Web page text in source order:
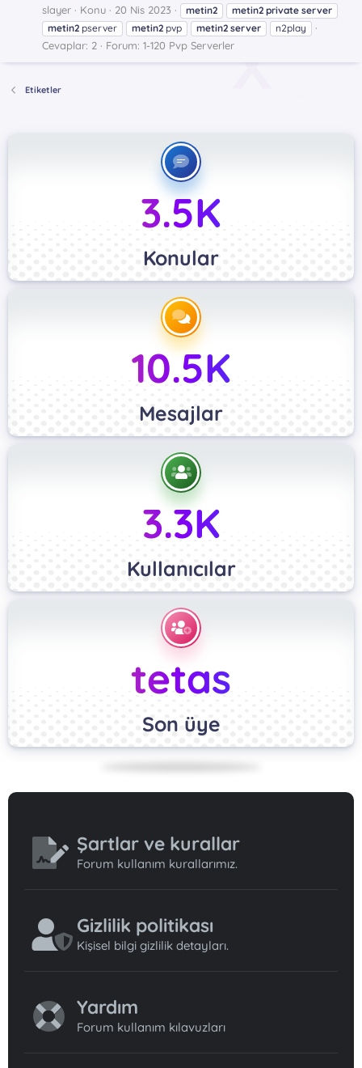
slayer
Konu 20 Nis 2023 metin2 metin2 private server
metin2 pserver metin2 pvp metin2 server n2play
Cevaplar: 2 Forum: 1-120 Pvp Serverler
Etiketler
3.5K
Konular
10.5K
Mesajlar
3.3K
Kullanıcılar
tetas
Son üye
Şartlar ve kurallar
Forum kullanım kurallarımız.
Gizlilik politikası
Kişisel bilgi gizlilik detayları.
Yardım
Forum kullanım kılavuzları